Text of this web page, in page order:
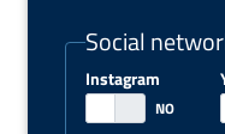
Social
Instagram
a
g